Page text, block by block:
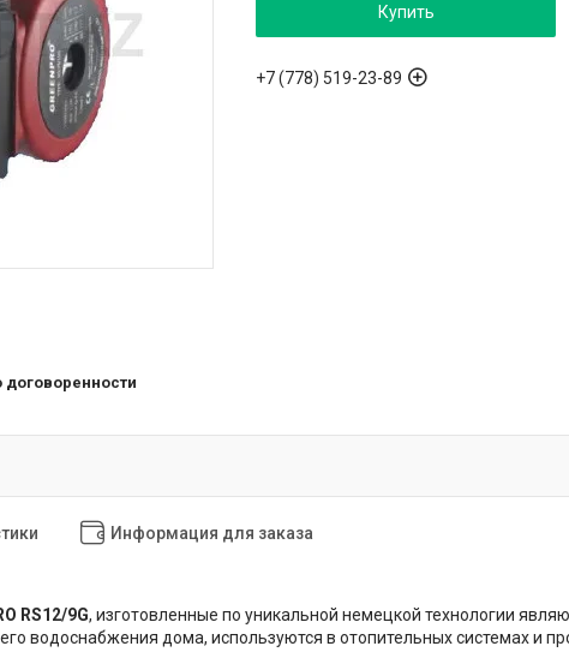
Купить
+7 (778) 519-23-89
договоренности
Информация для заказа
RS12/9G, изготовленные по уникальной немецкой технологии
водоснабжения дома, используются в отопительных системах и